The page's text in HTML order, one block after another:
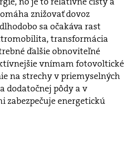
znižovať dovoz
sa očakáva rast
transformácia
ďalšie obnoviteľné
vnímam fotovoltické
na strechy v priemyselných
dodatočnej pôdy a v
zabezpečuje energetickú